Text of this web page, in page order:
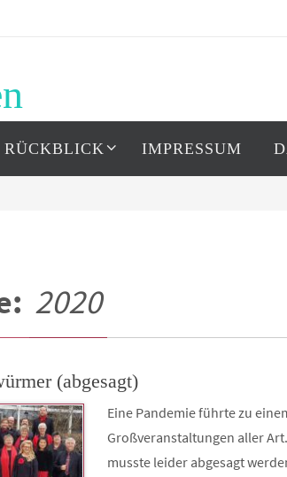
RÜCKBLICK IMPRESSUM
2020
(abgesagt)
Eine Pandemie führte zu
Großveranstaltungen aller
musste leider abgesagt